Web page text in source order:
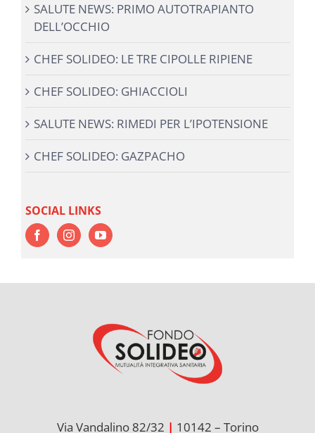
SALUTE NEWS: PRIMO AUTOTRAPIANTO
DELL’OCCHIO
CHEF SOLIDEO: LE TRE CIPOLLE RIPIENE
CHEF SOLIDEO: GHIACCIOLI
SALUTE NEWS: RIMEDI PER L’IPOTENSIONE
CHEF SOLIDEO: GAZPACHO
SOCIAL LINKS
Via Vandalino 82/32 | 10142 – Torino